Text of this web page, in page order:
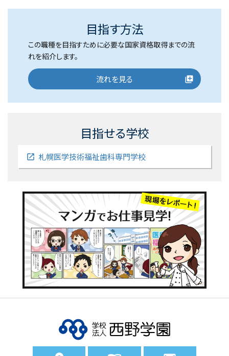
目指す方法
この職種を目指すために必要な国家資格取得までの流
れを紹介します。
流れを見る
目指せる学校
札幌医学技術福祉歯科専門学校